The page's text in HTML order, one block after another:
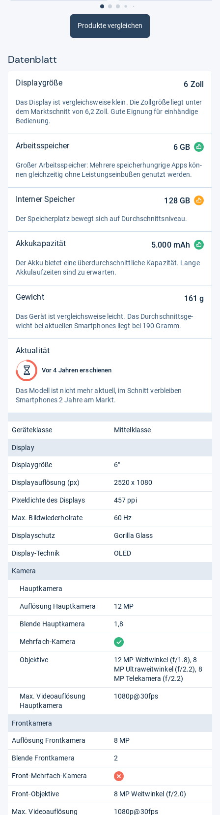
Produkte vergleichen
Datenblatt
Displaygröße 6 Zoll
Das Dis­play ist ver­gleichs­weise klein. Die Zoll­größe liegt unter
dem Markt­schnitt von 6,2 Zoll. Gute Eig­nung für ein­hän­dige
Bedie­nung.
Arbeitsspeicher 6GB
Großer Arbeitsspei­cher: Meh­rere spei­cher­hung­rige Apps kön­
nen gleich­zei­tig ohne Leis­tungs­ein­bu­ßen genutzt wer­den.
Interner Speicher 128GB
Der Spei­cher­platz bewegt sich auf Durch­schnitts­ni­veau.
Akkukapazität 5.000mAh
Der Akku bie­tet eine über­durch­schnitt­li­che Kapa­zi­tät. Lange
Akku­lauf­zei­ten sind zu erwar­ten.
Gewicht 161 g
Das Gerät ist ver­gleichs­weise leicht. Das Durch­schnitts­ge­
wicht bei aktu­el­len Smart­pho­nes liegt bei 190 Gramm.
Aktualität
Vor 4 Jahren erschienen
Das Modell ist nicht mehr aktu­ell, im Schnitt ver­blei­ben
Smart­pho­nes 2 Jahre am Markt.
Geräteklasse Mittelklasse
Display
Displaygröße 6"
Displayauflösung (px) 2520 x 1080
Pixeldichte des Displays 457 ppi
Max. Bildwiederholrate 60 Hz
Displayschutz Gorilla Glass
Display-Technik OLED
Kamera
Hauptkamera
Auflösung Hauptkamera 12 MP
Blende Hauptkamera 1,8
Mehrfach-Kamera vorhanden
Objektive
12 MP Weitwinkel (f/1.8), 8
MP Ultraweitwinkel (f/2.2), 8
MP Telekamera (f/2.2)
Max. Videoauflösung
Hauptkamera
1080p@30fps
Frontkamera
Auflösung Frontkamera 8 MP
Blende Frontkamera 2
Front-Mehrfach-Kamera fehlt
Front-Objektive 8 MP Weitwinkel (f/2.0)
Max. Videoauflösung 1080p@30fps